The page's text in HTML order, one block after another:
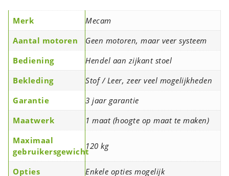
Merk
Mecam
Aantal motoren
Geen motoren, maar veer systeem
Bediening
Hendel aan zijkant stoel
Bekleding
Stof / Leer, zeer veel mogelijkheden
Garantie
3 jaar garantie
Maatwerk
1 maat (hoogte op maat te maken)
Maximaal
gebruikersgewicht
120 kg
Opties Enkele opties mogelijk